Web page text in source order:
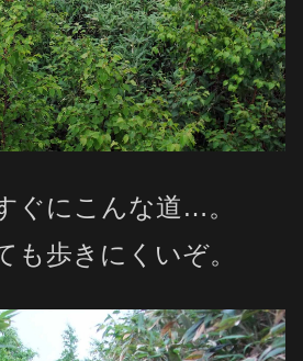
ぐにこんな道…。
も歩きにくいぞ。